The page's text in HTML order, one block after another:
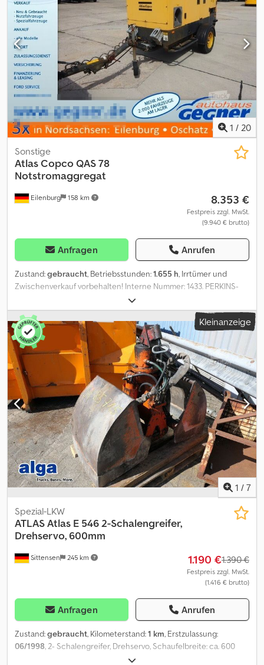
1 / 20
Eilenburg 158 km
Sonstige
Atlas CopcoQAS 78
Notstromaggregat
8.353 €
Festpreis zzgl. MwSt.
(9.940 € brutto)
Anfragen Anrufen
Zustand:gebraucht, Betriebsstunden:1.655 h, Irrtümer und
Zwischenverkauf vorbehalten! Interne Nummer: 1433. PERKINS-
Motor Crsdpozp Avkofx Akwsf Das Fahrzeug ist unaufbereitet!
Bundesweite Anlieferung gegen Aufpreis möglich. Irrtümer und
Zwischenverkauf vorbehalten. Gerne nehmen wir Ihr Fahrzeug in
Zahlung. Finanzierung / Leasing auch ohne Anzahlung möglich!
Sie haben noch Fragen? Wir beraten Sie gern!
Kleinanzeige
1 / 7
Sittensen 245 km
Spezial-LKW
ATLASAtlas E 546 2-Schalengreifer,
Drehservo, 600mm
1.190 €1.390 €
Festpreis zzgl. MwSt.
(1.416 € brutto)
Anfragen Anrufen
Zustand:gebraucht, Kilometerstand:1 km, Erstzulassung:
06/1998, 2- Schalengreifer, Drehservo, Schaufelbreite: ca. 600
mm, Inhalt 300 Liter, Gewicht 280 kg Credjwkcg Ispfx Akwsf